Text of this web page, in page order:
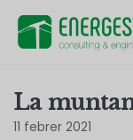
Skip
to
La
11 febrer 2021